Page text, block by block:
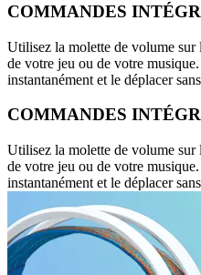
COMMANDES
Utilisez la molette de volume sur
de votre jeu ou de votre
instantanément et le déplacer
COMMANDES
Utilisez la molette de volume sur
de votre jeu ou de votre
instantanément et le déplacer